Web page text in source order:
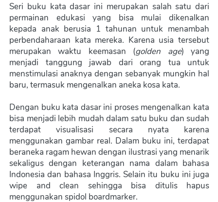
Seri buku kata dasar ini merupakan salah satu dari
permainan edukasi yang bisa mulai dikenalkan
kepada anak berusia 1 tahunan untuk menambah
perbendaharaan kata mereka. Karena usia tersebut
merupakan waktu keemasan (golden age) yang
menjadi tanggung jawab dari orang tua untuk
menstimulasi anaknya dengan sebanyak mungkin hal
baru, termasuk mengenalkan aneka kosa kata.
Dengan buku kata dasar ini proses mengenalkan kata
bisa menjadi lebih mudah dalam satu buku dan sudah
terdapat visualisasi secara nyata karena
menggunakan gambar real. Dalam buku ini, terdapat
beraneka ragam hewan dengan ilustrasi yang menarik
sekaligus dengan keterangan nama dalam bahasa
Indonesia dan bahasa Inggris. Selain itu buku ini juga
wipe and clean sehingga bisa ditulis hapus
menggunakan spidol boardmarker.